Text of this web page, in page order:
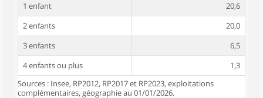
1 enfant
20,6
2 enfants
20,0
3 enfants
6,5
4 enfants ou plus
1,3
Sources : Insee, RP2012, RP2017 et RP2023, exploitations
complémentaires, géographie au 01/01/2026.